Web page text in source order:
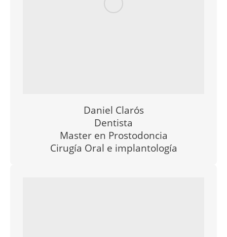
Daniel Clarós
Dentista
Master en Prostodoncia
Cirugía Oral e implantología